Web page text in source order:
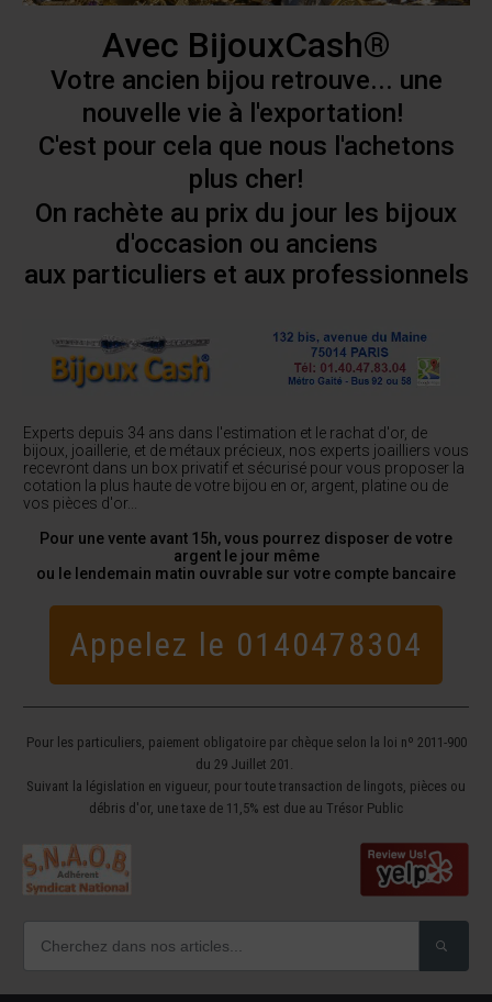
Avec BijouxCash®
Votre ancien bijou retrouve... une
nouvelle vie à l'exportation!
C'est pour cela que nous l'achetons
plus cher!
On rachète au prix du jour les bijoux
d'occasion ou anciens
aux particuliers et aux professionnels
Experts depuis 34 ans dans l'estimation et le rachat d'or, de
bijoux, joaillerie, et de métaux précieux, nos experts joailliers vous
recevront dans un box privatif et sécurisé pour vous proposer la
cotation la plus haute de votre bijou en or, argent, platine ou de
vos pièces d'or...
Pour une vente avant 15h, vous pourrez disposer de votre
argent le jour même
ou le lendemain matin ouvrable sur votre compte bancaire
Appelez le 0140478304
Pour les particuliers, paiement obligatoire par chèque selon la loi nº 2011-900
du 29 Juillet 201.
Suivant la législation en vigueur, pour toute transaction de lingots, pièces ou
débris d'or, une taxe de 11,5% est due au Trésor Public